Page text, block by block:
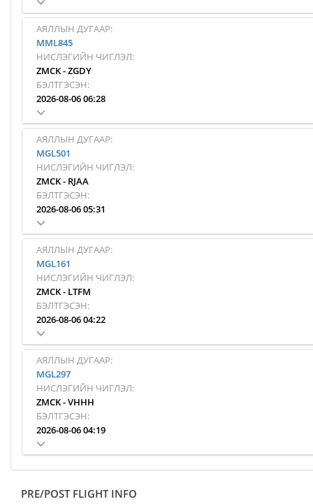
АЯЛЛЫН ДУГААР:
MML845
НИСЛЭГИЙН ЧИГЛЭЛ:
ZMCK-ZGDY
БЭЛТГЭСЭН:
2026-08-06 06:28
АЯЛЛЫН ДУГААР:
MGL501
НИСЛЭГИЙН ЧИГЛЭЛ:
ZMCK- RJAA
БЭЛТГЭСЭН:
2026-08-06 05:31
АЯЛЛЫН ДУГААР:
MGL161
НИСЛЭГИЙН ЧИГЛЭЛ:
ZMCK- LTFM
БЭЛТГЭСЭН:
2026-08-06 04:22
АЯЛЛЫН ДУГААР:
MGL297
НИСЛЭГИЙН ЧИГЛЭЛ:
ZMCK-VHHH
БЭЛТГЭСЭН:
2026-08-06 04:19
PRE/POST FLIGHT INFO